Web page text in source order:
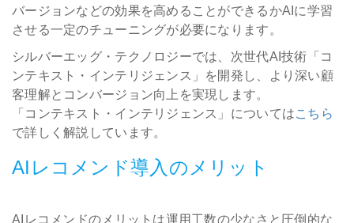
バージョンなどの効果を高めることができるかAIに学習
させる一定のチューニングが必要になります。
シルバーエッグ・テクノロジーでは、次世代AI技術「コ
ンテキスト・インテリジェンス」を開発し、より深い顧
客理解とコンバージョン向上を実現します。
「コンテキスト・インテリジェンス」についてはこちら
で詳しく解説しています。
AIレコメンド導入のメリット
AIレコメンドのメリットは運用工数の少なさと圧倒的な